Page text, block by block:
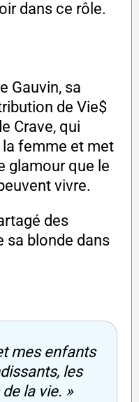
dans ce rôle.
Gauvin, sa
de Vie$
Crave, qui
femme et met
glamour que le
vivre.
des
sa blonde dans
mes enfants
les
la vie. »